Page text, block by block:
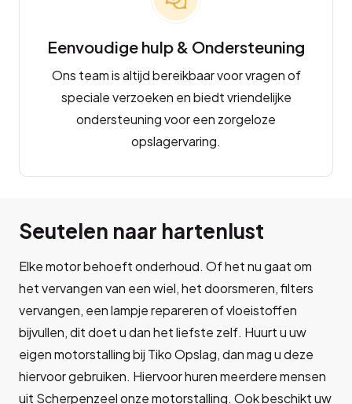
Eenvoudige hulp & Ondersteuning
Ons team is altijd bereikbaar voor vragen of
speciale verzoeken en biedt vriendelijke
ondersteuning voor een zorgeloze
opslagervaring.
Seutelen naar hartenlust
Elke motor behoeft onderhoud. Of het nu gaat om
het vervangen van een wiel, het doorsmeren, filters
vervangen, een lampje repareren of vloeistoffen
bijvullen, dit doet u dan het liefste zelf. Huurt u uw
eigen motorstalling bij Tiko Opslag, dan mag u deze
hiervoor gebruiken. Hiervoor huren meerdere mensen
uit Scherpenzeel onze motorstalling. Ook beschikt uw